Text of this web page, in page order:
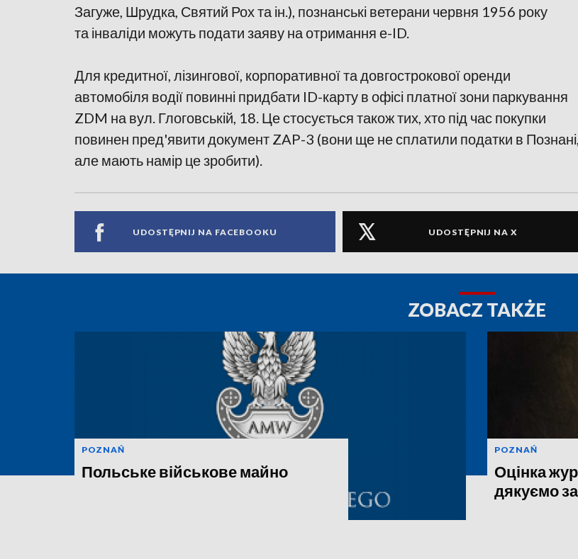
Загуже, Шрудка, Святий Рох та ін.), познанські ветерани червня 1956 року
та інваліди можуть подати заяву на отримання е-ID.
Для кредитної, лізингової, корпоративної та довгострокової оренди
автомобіля водії повинні придбати ID-карту в офісі платної зони паркування
ZDM на вул. Глоговській, 18. Це стосується також тих, хто під час покупки
повинен пред'явити документ ZAP-3 (вони ще не сплатили податки в Познані,
але мають намір це зробити).
UDOSTĘPNIJ NA FACEBOOKU UDOSTĘPNIJ NA X
ZOBACZ TAKŻE
POZNAŃ
Польське військове майно
POZNAŃ
Оцінка
дякуємо